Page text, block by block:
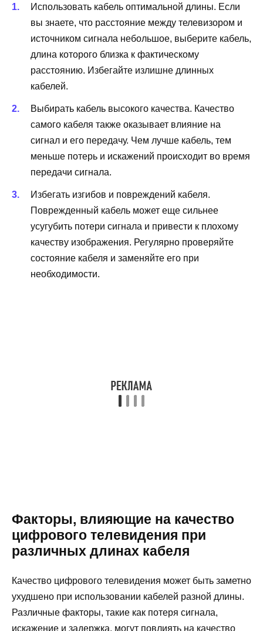
Использовать кабель оптимальной длины. Если
вы знаете, что расстояние между телевизором и
источником сигнала небольшое, выберите кабель,
длина которого близка к фактическому
расстоянию. Избегайте излишне длинных
кабелей.
Выбирать кабель высокого качества. Качество
самого кабеля также оказывает влияние на
сигнал и его передачу. Чем лучше кабель, тем
меньше потерь и искажений происходит во время
передачи сигнала.
Избегать изгибов и повреждений кабеля.
Поврежденный кабель может еще сильнее
усугубить потери сигнала и привести к плохому
качеству изображения. Регулярно проверяйте
состояние кабеля и заменяйте его при
необходимости.
Факторы, влияющие на качество
цифрового телевидения при
различных длинах кабеля
Качество цифрового телевидения может быть заметно
ухудшено при использовании кабелей разной длины.
Различные факторы, такие как потеря сигнала,
искажение и задержка, могут повлиять на качество